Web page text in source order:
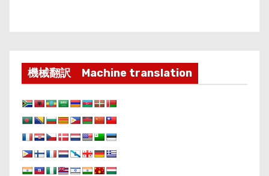
機械翻訳 Machine translation